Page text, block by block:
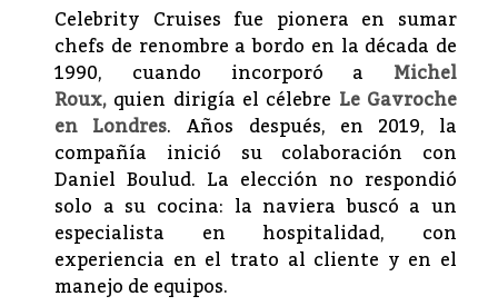
Celebrity Cruises fue pionera en sumar
chefs de renombre a bordo en la década de
1990, cuando incorporó a Michel
Roux, quien dirigía el célebre Le Gavroche
en Londres. Años después, en 2019, la
compañía inició su colaboración con
Daniel Boulud. La elección no respondió
solo a su cocina: la naviera buscó a un
especialista en hospitalidad, con
experiencia en el trato al cliente y en el
manejo de equipos.